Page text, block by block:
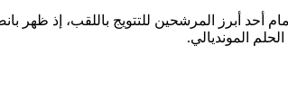
أحد أبرز المرشحين للتتويج باللقب، إذ
المونديالي.